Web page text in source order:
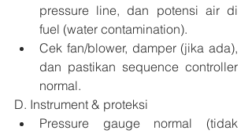
pressure line, dan potensi air di
fuel (water contamination).
Cek fan/blower, damper (jika ada),
dan pastikan sequence controller
normal.
D. Instrument & proteksi
Pressure gauge normal (tidak